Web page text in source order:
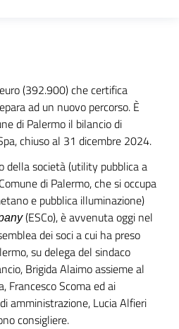
(392.900) che certifica
ad un nuovo percorso. È
di Palermo il bilancio di
chiuso al 31 dicembre 2024.
della società (utility pubblica a
di Palermo, che si occupa
e pubblica illuminazione)
(ESCo), è avvenuta oggi nel
dei soci a cui ha preso
su delega del sindaco
Brigida Alaimo assieme al
Francesco Scoma ed ai
amministrazione, Lucia Alfieri
consigliere.